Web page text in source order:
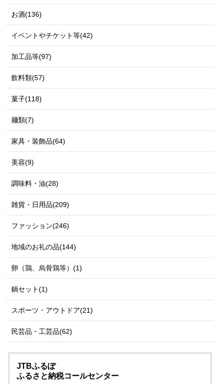
お酒(136)
イベントやチケット等(42)
加工品等(97)
飲料類(57)
菓子(118)
麺類(7)
家具・装飾品(64)
美容(9)
調味料・油(28)
雑貨・日用品(209)
ファッション(246)
地域のお礼の品(144)
卵（鶏、烏骨鶏等）(1)
鍋セット(1)
スポーツ・アウトドア(21)
民芸品・工芸品(62)
JTBふるぽ
ふるさと納税コールセンター